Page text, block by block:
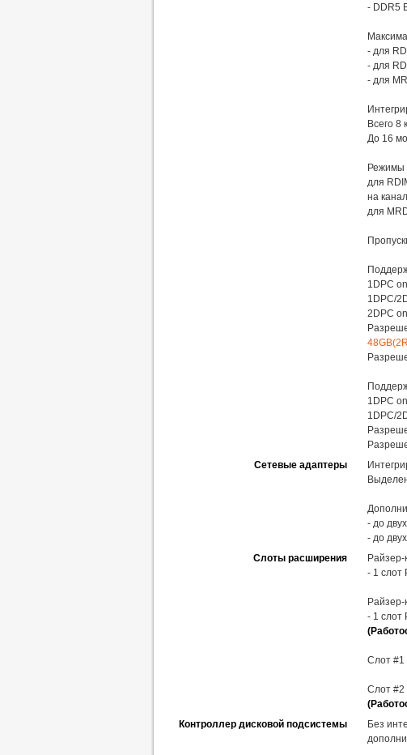
- DDR5
- для
- для
- для
Всего 8
До 16
Режимы
для
на
для
1DPC
1DPC/
2DPC
1DPC
1DPC/
Сетевые адаптеры
- до
- до
Слоты расширения
Райзер-
- 1 слот
Райзер-
- 1 слот
Слот #1
Слот #2
Контроллер дисковой подсистемы
Без